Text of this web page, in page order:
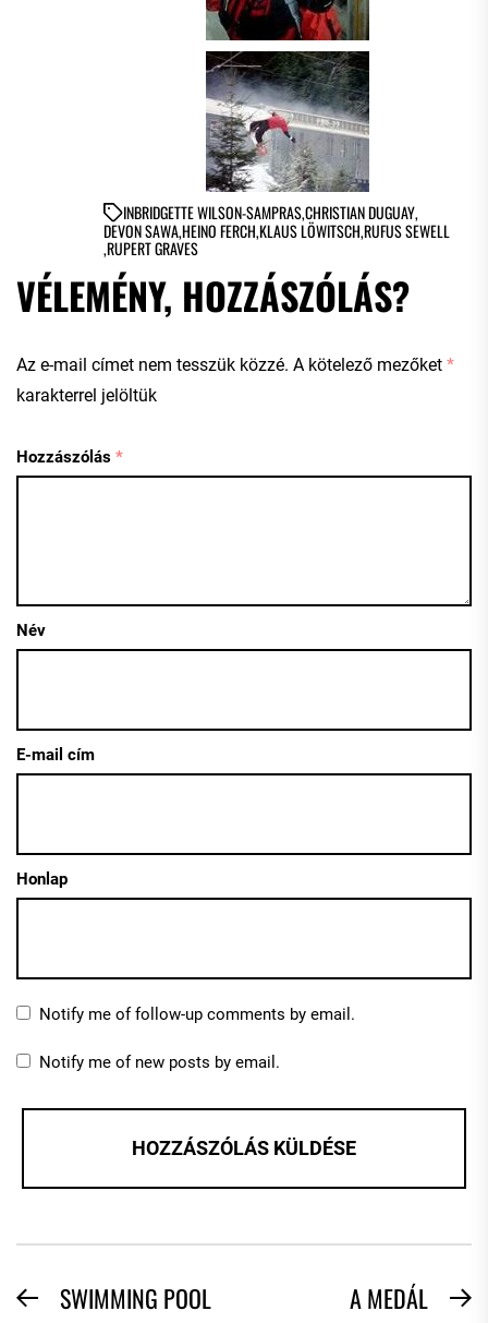
INBRIDGETTE WILSON-SAMPRAS,CHRISTIAN DUGUAY,
DEVON SAWA,HEINO FERCH,KLAUS LÖWITSCH,RUFUS SEWELL
,RUPERT GRAVES
VÉLEMÉNY, HOZZÁSZÓLÁS?
Az e-mail címet nem tesszük közzé. A kötelező mezőket *
karakterrel jelöltük
Hozzászólás *
Név
E-mail cím
Honlap
Notify me of follow-up comments by email.
Notify me of new posts by email.
BEJEGYZÉS
PreviousSWIMMING POOL A MEDÁL